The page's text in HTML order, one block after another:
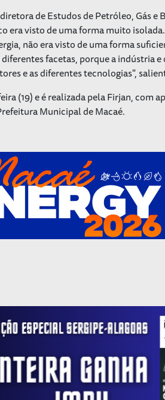
de Estudos de Petróleo, Gás e
era visto de uma forma muito
não era visto de uma forma
facetas, porque a indústria
e as diferentes tecnologias",
(19) e é realizada pela Firjan, com
Municipal de Macaé.